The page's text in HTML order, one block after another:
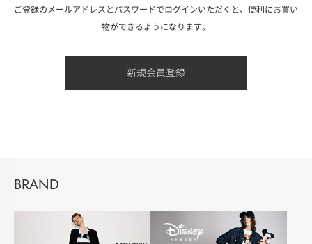
ご登録のメールアドレスとパスワードでログインいただくと、便利にお買い
物ができるようになります。
BRAND